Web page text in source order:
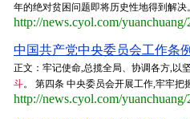
年的绝对贫困问题即将历史性地得到解
http://news.cyol.com/
中国共产党中央委员会工作条
正文：牢记使命,总揽全局、协调各方,以
斗。 第四条 中央委员会开展工作,牢牢
http://news.cyol.com/